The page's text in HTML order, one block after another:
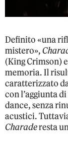
Definito «una
mistero»,
(King Crimson)
memoria. Il
caratterizzato
con l’aggiunta
dance, senza
acustici.
Charaderesta